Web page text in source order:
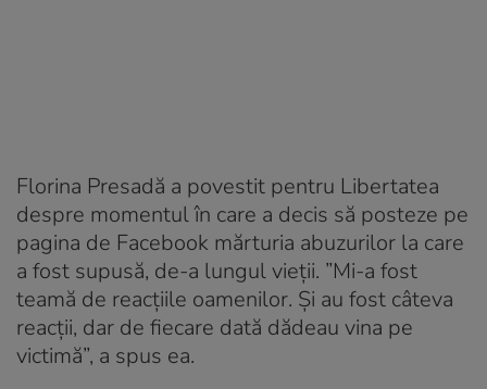
Florina Presadă a povestit pentru Libertatea
despre momentul în care a decis să posteze pe
pagina de Facebook mărturia abuzurilor la care
a fost supusă, de-a lungul vieții. ”Mi-a fost
teamă de reacțiile oamenilor. Și au fost câteva
reacții, dar de fiecare dată dădeau vina pe
victimă”, a spus ea.